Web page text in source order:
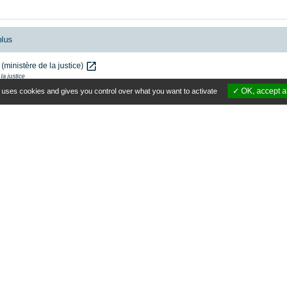
de la justice) open_in_new
justice
cookies and gives you control over what you want to activate OK, accept all